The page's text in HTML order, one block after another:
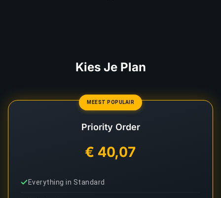
Kies Je Plan
MEEST POPULAIR
Priority Order
€ 40,07
Everything in Standard